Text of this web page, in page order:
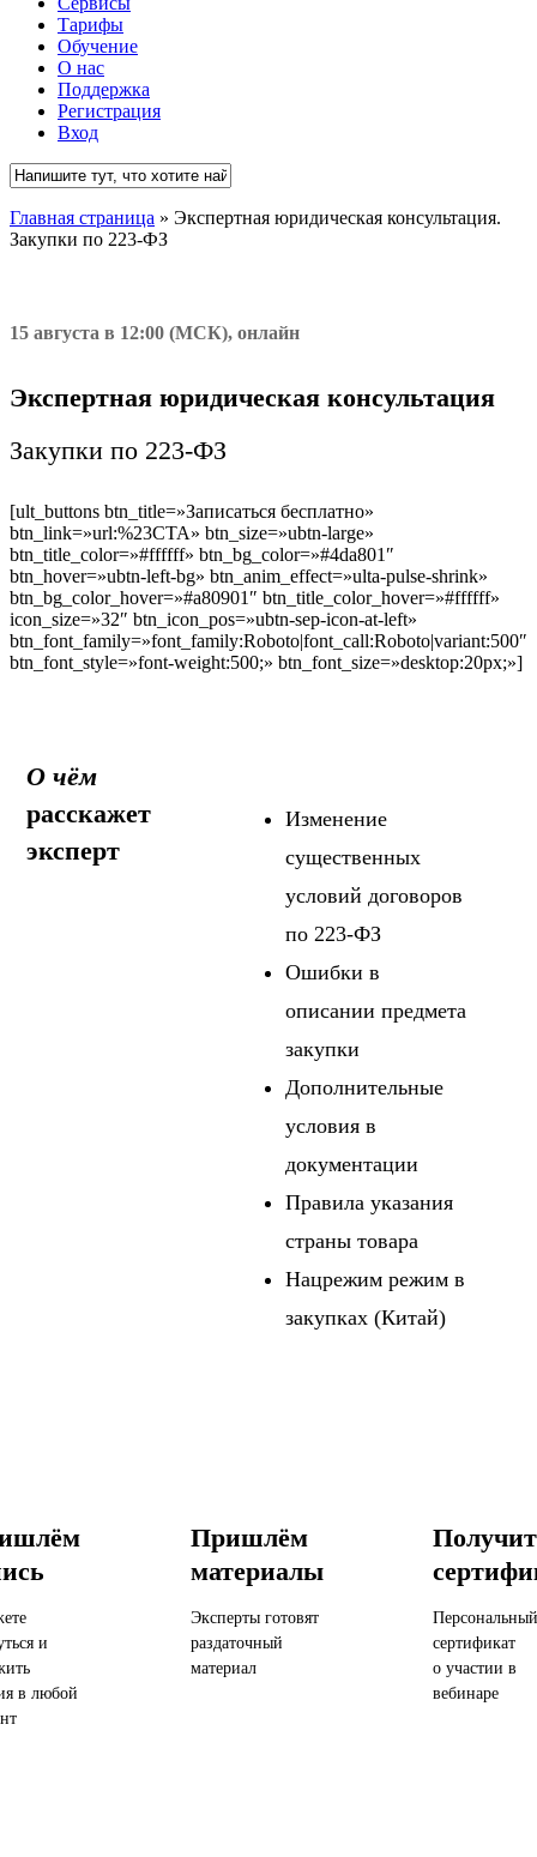
Тарифы
Обучение
О нас
Поддержка
Регистрация
Вход
Search
Главная страница » Экспертная юридическая консультация.
Закупки по 223-ФЗ
15 августа в 12:00 (МСК), онлайн
Экспертная юридическая консультация
Закупки по 223-ФЗ
[ult_buttons btn_title=»Записаться бесплатно»
btn_link=»url:%23CTA» btn_size=»ubtn-large»
btn_title_color=»#ffffff» btn_bg_color=»#4da801″
btn_hover=»ubtn-left-bg» btn_anim_effect=»ulta-pulse-shrink»
btn_bg_color_hover=»#a80901″ btn_title_color_hover=»#ffffff»
icon_size=»32″ btn_icon_pos=»ubtn-sep-icon-at-left»
btn_font_family=»font_family:Roboto|font_call:Roboto|variant:500″
btn_font_style=»font-weight:500;» btn_font_size=»desktop:20px;»]
О чём
расскажет
эксперт
Изменение
существенных
условий договоров
по 223-ФЗ
Ошибки в
описании предмета
закупки
Дополнительные
условия в
документации
Правила указания
страны товара
Нацрежим режим в
закупках (Китай)
и
в любой
Пришлём
материалы
Эксперты готовят
раздаточный
материал
сертификат
о участии в
вебинаре